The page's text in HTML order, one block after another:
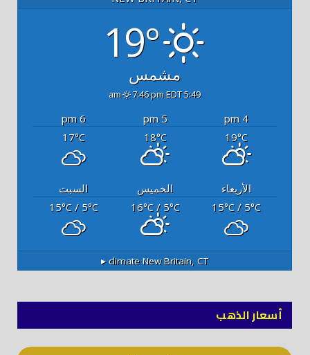
19°
مشمس
5:49 am
7:46 pm EDT
4 pm
5 pm
6 pm
19°C
18°C
17°C
الأربعاء الخميس
السبت
15°C / 5°C
16°C/ 5°C
15°C/ 5°C
New Britain, CT
أسعار الذهب